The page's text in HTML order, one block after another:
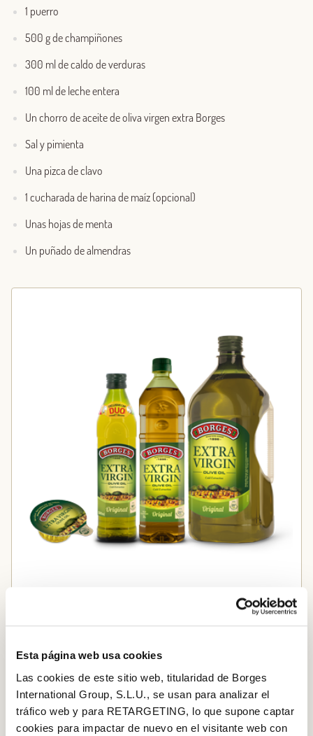
Esta página web usa cookies
Las cookies de este sitio web, titularidad de Borges
International Group, S.L.U., se usan para analizar el
tráfico web y para RETARGETING, lo que supone captar
cookies para impactar de nuevo en el visitante web con
1 puerro
500 g de champiñones
300 ml de caldo de verduras
100 ml de leche entera
Un chorro de aceite de oliva virgen extra Borges
Sal y pimienta
Una pizca de clavo
1 cucharada de harina de maíz (opcional)
Unas hojas de menta
Un puñado de almendras
PASO A PASO
Paso 1
Dorala cebolla y el puerroen una cazuela con
abundante aceite de oliva virgen extra. Añade los